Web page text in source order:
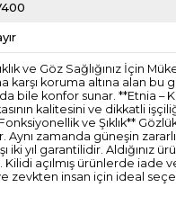
ve Göz Sağlığınız
koruma altına alan bu
konfor sunar. **Etnia –
kalitesini ve dikkatli
ve Şıklık**
zamanda güneşin
yıl garantilidir.
açılmış ürünlerde iade
insan için ideal